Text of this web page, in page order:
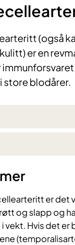
(også
er en
store blodårer.
er det
og slapp og
vekt. Hvis det er